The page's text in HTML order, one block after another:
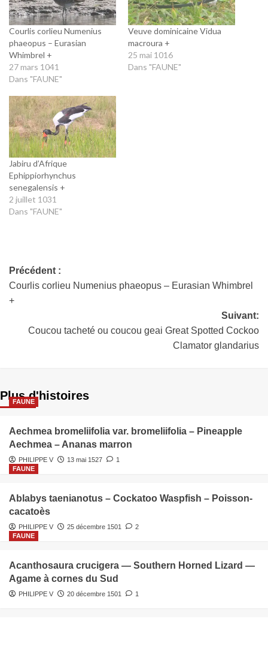
Courlis corlieu Numenius
phaeopus – Eurasian
Whimbrel +
27 mars 1041
Dans "FAUNE"
Veuve dominicaine Vidua
macroura +
25 mai 1016
Dans "FAUNE"
Jabiru d’Afrique
Ephippiorhynchus
senegalensis +
2 juillet 1031
Dans "FAUNE"
Précédent :
Courlis corlieu Numenius phaeopus – Eurasian Whimbrel
+
Suivant:
Coucou tacheté ou coucou geai Great Spotted Cockoo
Clamator glandarius
Plus d'histoires
FAUNE
Aechmea bromeliifolia var. bromeliifolia – Pineapple
Aechmea – Ananas marron
PHILIPPE V 13 mai 1527
1
FAUNE
Ablabys taenianotus – Cockatoo Waspfish – Poisson-
cacatoès
PHILIPPE V 25 décembre 1501
2
FAUNE
Acanthosaura crucigera — Southern Horned Lizard —
Agame à cornes du Sud
PHILIPPE V 20 décembre 1501 1